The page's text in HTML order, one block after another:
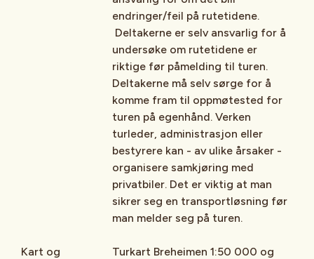
endringer/feil på rutetidene.
Deltakerne er selv ansvarlig for å
undersøke om rutetidene er
riktige før påmelding til turen.
Deltakerne må selv sørge for å
komme fram til oppmøtested for
turen på egenhånd. Verken
turleder, administrasjon eller
bestyrere kan - av ulike årsaker -
organisere samkjøring med
privatbiler. Det er viktig at man
sikrer seg en transportløsning før
man melder seg på turen.
Kart og
Turkart Breheimen 1:50 000 og